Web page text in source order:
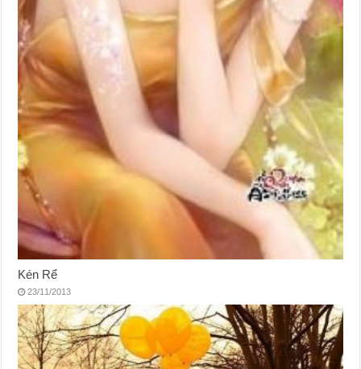
Kén Rể
23/11/2013